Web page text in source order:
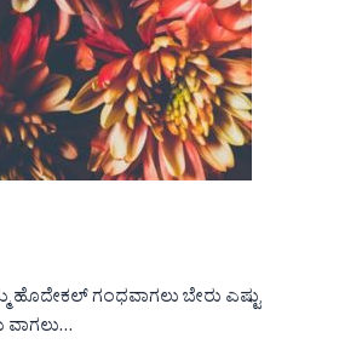
ಹೊದೇಕಲ್ ಗಂಧವಾಗಲು ಬೇರು ಎಷ್ಟು